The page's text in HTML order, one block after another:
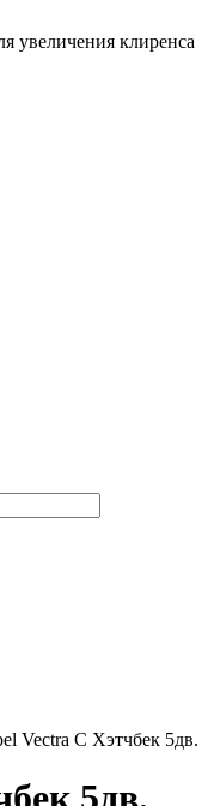
увеличения клиренса
Vectra C Хэтчбек 5дв.